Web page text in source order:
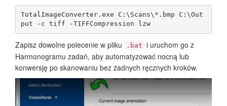
TotalImageConverter.exe C:\Scans\*.bmp C:\Out
put -c tiff -TIFFCompression lzw
Zapisz dowolne polecenie w pliku .bat i uruchom go z
Harmonogramu zadań, aby automatyzować nocną lub
konwersję po skanowaniu bez żadnych ręcznych kroków.